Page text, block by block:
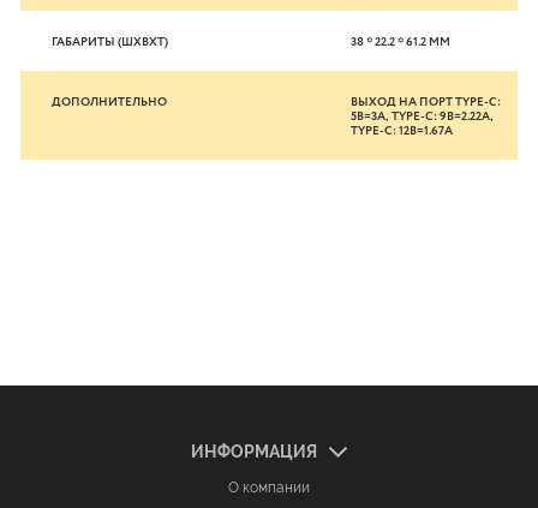
ГАБАРИТЫ (ШХВХТ) 38 * 22.2 * 61.2 ММ
ДОПОЛНИТЕЛЬНО
ВЫХОД НА ПОРТ TYPE-C:
5В=3А, TYPE-C: 9В=2.22А,
TYPE-C: 12В=1.67А
ИНФОРМАЦИЯ
О компании